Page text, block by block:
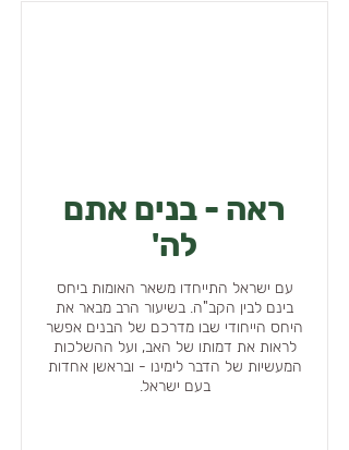
ראה - בנים אתם
לה'
עם ישראל התייחדו משאר האומות ביחס
בינם לבין הקב"ה. בשיעור הרב מבאר את
היחס הייחודי שבו מדרכם של הבנים אפשר
לראות את דמותו של האב, ועל ההשלכות
המעשיות של הדבר לימינו - ובראשן אחדות
בעם ישראל.